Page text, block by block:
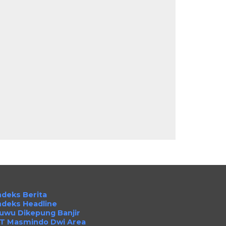
Berita
Headline
Dikepung Banjir
Masmindo Dwi Area